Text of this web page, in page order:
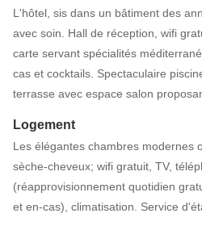
L'hôtel, sis dans un bâtiment des
avec soin. Hall de réception, wifi
carte servant spécialités
cas et cocktails. Spectaculaire
terrasse avec espace salon
Logement
Les élégantes chambres modernes
sèche-cheveux; wifi gratuit, TV,
(réapprovisionnement quotidien
et en-cas), climatisation. Service